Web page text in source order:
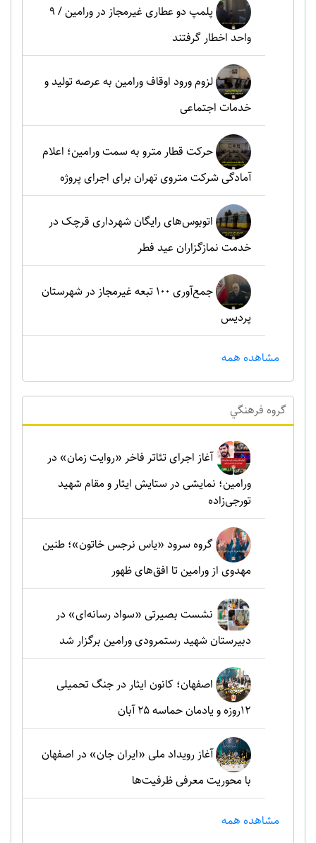
پلمپ دو عطاری غیرمجاز در ورامین / ۹
واحد اخطار گرفتند
لزوم ورود اوقاف ورامین به عرصه تولید و
خدمات اجتماعی
حرکت قطار مترو به سمت ورامین؛ اعلام
آمادگی شرکت متروی تهران برای اجرای پروژه
اتوبوس‌های رایگان شهرداری قرچک در
خدمت نمازگزاران عید فطر
جمع‌آوری ۱۰۰ تبعه غیرمجاز در شهرستان
پردیس
مشاهده همه
گروه فرهنگي
آغاز اجرای تئاتر فاخر «روایت زمان» در
ورامین؛ نمایشی در ستایش ایثار و مقام شهید
تورجی‌زاده
گروه سرود «یاس نرجس خاتون»؛ طنین
مهدوی از ورامین تا افق‌های ظهور
نشست بصیرتی «سواد رسانه‌ای» در
دبیرستان شهید رستمرودی ورامین برگزار شد
اصفهان؛ کانون ایثار در جنگ تحمیلی
۱۲روزه و یادمان حماسه ۲۵ آبان
آغاز رویداد ملی «ایران جان» در اصفهان
با محوریت معرفی ظرفیت‌ها
مشاهده همه